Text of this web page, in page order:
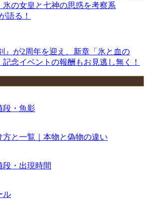
氷の女皇と七神の思惑を考察系
語る！
』が2周年を迎え、新章「氷と血の
念イベントの報酬もお見逃し無く！
段・魚影
方と一覧｜本物と偽物の違い
段・出現時間
ル